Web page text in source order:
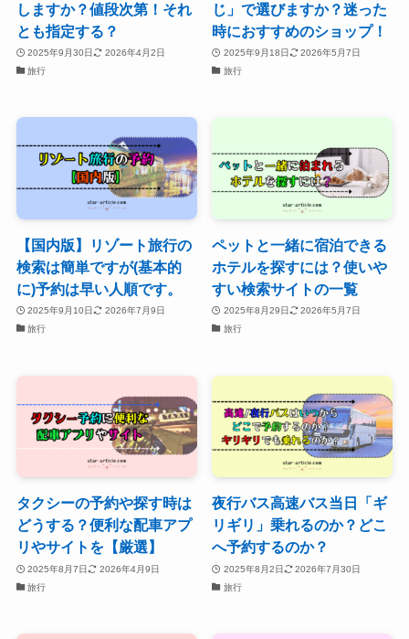
しますか？値段次第！それ
とも指定する？
2025年9月30日
2026年4月2日
旅行
じ」で選びますか？迷った
時におすすめのショップ！
2025年9月18日
2026年5月7日
旅行
【国内版】リゾート旅行の
検索は簡単ですが(基本的
に)予約は早い人順です。
2025年9月10日
2026年7月9日
旅行
ペットと一緒に宿泊できる
ホテルを探すには？使いや
すい検索サイトの一覧
2025年8月29日
2026年5月7日
旅行
タクシーの予約や探す時は
どうする？便利な配車アプ
リやサイトを【厳選】
2025年8月7日
2026年4月9日
旅行
夜行バス高速バス当日「ギ
リギリ」乗れるのか？どこ
へ予約するのか？
2025年8月2日
2026年7月30日
旅行